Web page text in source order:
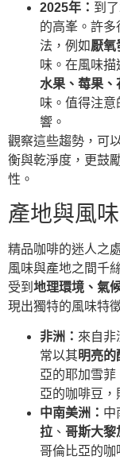
2025年： 到
的高峯。許
法，例如厭氧
味。在風味
水果、莓果、
味。值得注意
響。
觀察這些趨勢，可
衡與乾淨度，更鼓
性。
產地與風
精品咖啡的迷人之
風味與產地之間千
受到 地理環境、氣
現出獨特的風味特
非洲： 來自非
常以其明亮的
亞的耶加雪菲
亞的咖啡豆，
中南美洲： 中
拉 、 哥斯大黎
哥倫比亞的咖